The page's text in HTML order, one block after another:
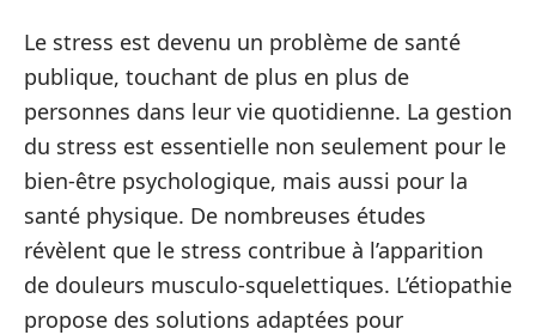
Le stress est devenu un problème de santé
publique, touchant de plus en plus de
personnes dans leur vie quotidienne. La gestion
du stress est essentielle non seulement pour le
bien-être psychologique, mais aussi pour la
santé physique. De nombreuses études
révèlent que le stress contribue à l’apparition
de douleurs musculo-squelettiques. L’étiopathie
propose des solutions adaptées pour